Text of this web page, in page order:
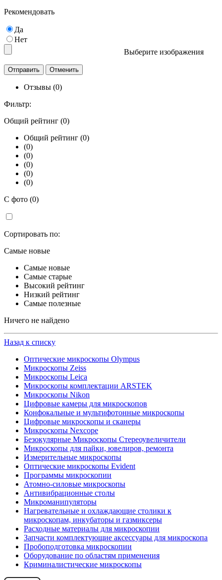
Рекомендовать
Да
Нет
Выберите изображения
Отзывы (0)
Фильтр:
Общий рейтинг (0)
Общий рейтинг (0)
(0)
(0)
(0)
(0)
(0)
С фото (0)
Сортировать по:
Самые новые
Самые новые
Самые старые
Высокий рейтинг
Низкий рейтинг
Самые полезные
Ничего не найдено
Назад к списку
Оптические микроскопы Olympus
Микроскопы Zeiss
Микроскопы Leica
Микроскопы комплектации ARSTEK
Микроскопы Nikon
Цифровые камеры для микроскопов
Конфокальные и мультифотонные микроскопы
Цифровые микроскопы и сканеры
Микроскопы Nexcope
Безокулярные Микроскопы Стереоувеличители
Микроскопы для пайки, ювелиров, ремонта
Измерительные микроскопы
Оптические микроскопы Evident
Программы микроскопии
Атомно-силовые микроскопы
Антивибрационные столы
Микроманипуляторы
Нагревательные и охлаждающие столики к
микроскопам, инкубаторы и газмиксеры
Расходные материалы для микроскопии
Запчасти комплектующие аксессуары для микроскопа
Пробоподготовка микроскопии
Оборудование по областям применения
Криминалистические микроскопы